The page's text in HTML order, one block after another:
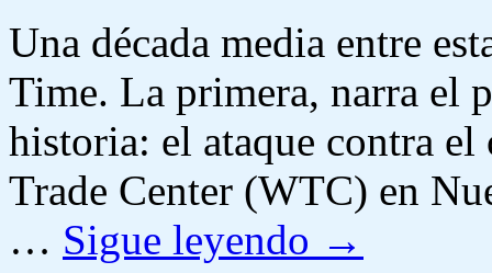
Una década media entre
Time. La primera, narra el
historia: el ataque contra
Trade Center (WTC) en
… Sigue leyendo →